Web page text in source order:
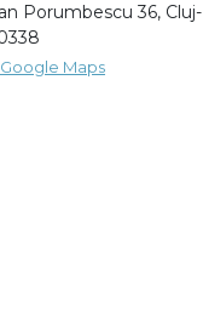
Porumbescu 36, Cluj-
Maps